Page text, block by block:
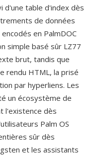
d'une table d'index dès
de données
en PalmDOC
simple basé sûr LZ77
brut, tandis que
rendu HTML, la prisé
par hyperliens. Les
un écosystème de
l'existence dès
Palm OS
sûr dès
et les assistants